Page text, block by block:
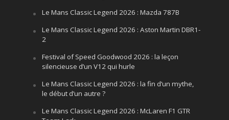
Le Mans Classic Legend 2026 : Mazda 787B
Le Mans Classic Legend 2026 : Aston Martin DBR1-
2
Festival of Speed Goodwood 2026 : la leçon
silencieuse d’un V12 qui hurle
Le Mans Classic Legend 2026 : la fin d’un mythe,
le début d’un autre ?
Le Mans Classic Legend 2026 : McLaren F1 GTR